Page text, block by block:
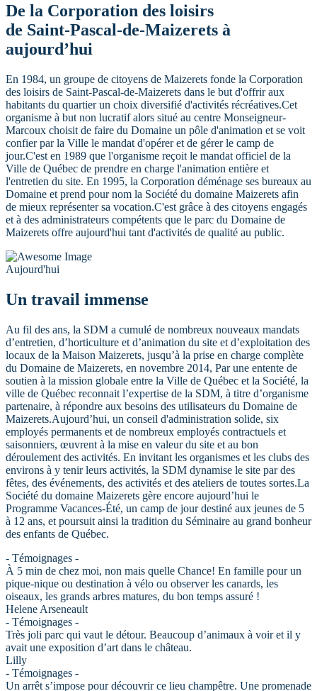
De la Corporation des loisirs
de Saint-Pascal-de-Maizerets à
aujourd’hui
En 1984, un groupe de citoyens de Maizerets fonde la Corporation
des loisirs de Saint-Pascal-de-Maizerets dans le but d'offrir aux
habitants du quartier un choix diversifié d'activités récréatives.Cet
organisme à but non lucratif alors situé au centre Monseigneur-
Marcoux choisit de faire du Domaine un pôle d'animation et se voit
confier par la Ville le mandat d'opérer et de gérer le camp de
jour.C'est en 1989 que l'organisme reçoit le mandat officiel de la
Ville de Québec de prendre en charge l'animation entière et
l'entretien du site. En 1995, la Corporation déménage ses bureaux au
Domaine et prend pour nom la Société du domaine Maizerets afin
de mieux représenter sa vocation.C'est grâce à des citoyens engagés
et à des administrateurs compétents que le parc du Domaine de
Maizerets offre aujourd'hui tant d'activités de qualité au public.
Aujourd'hui
Un travail immense
Au fil des ans, la SDM a cumulé de nombreux nouveaux mandats
d’entretien, d’horticulture et d’animation du site et d’exploitation des
locaux de la Maison Maizerets, jusqu’à la prise en charge complète
du Domaine de Maizerets, en novembre 2014, Par une entente de
soutien à la mission globale entre la Ville de Québec et la Société, la
ville de Québec reconnait l’expertise de la SDM, à titre d’organisme
partenaire, à répondre aux besoins des utilisateurs du Domaine de
Maizerets.Aujourd’hui, un conseil d'administration solide, six
employés permanents et de nombreux employés contractuels et
saisonniers, œuvrent à la mise en valeur du site et au bon
déroulement des activités. En invitant les organismes et les clubs des
environs à y tenir leurs activités, la SDM dynamise le site par des
fêtes, des événements, des activités et des ateliers de toutes sortes.La
Société du domaine Maizerets gère encore aujourd’hui le
Programme Vacances-Été, un camp de jour destiné aux jeunes de 5
à 12 ans, et poursuit ainsi la tradition du Séminaire au grand bonheur
des enfants de Québec.
- Témoignages -
À 5 min de chez moi, non mais quelle Chance! En famille pour un
pique-nique ou destination à vélo ou observer les canards, les
oiseaux, les grands arbres matures, du bon temps assuré !
Helene Arseneault
- Témoignages -
Très joli parc qui vaut le détour. Beaucoup d’animaux à voir et il y
avait une exposition d’art dans le château.
Lilly
- Témoignages -
Un arrêt s’impose pour découvrir ce lieu champêtre. Une promenade